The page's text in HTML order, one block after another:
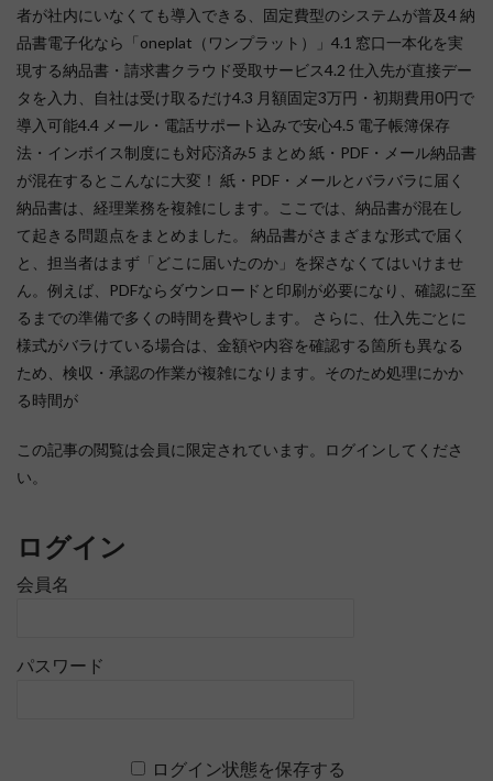
者が社内にいなくても導入できる、固定費型のシステムが普及4 納
品書電子化なら「oneplat（ワンプラット）」4.1 窓口一本化を実
現する納品書・請求書クラウド受取サービス4.2 仕入先が直接デー
タを入力、自社は受け取るだけ4.3 月額固定3万円・初期費用0円で
導入可能4.4 メール・電話サポート込みで安心4.5 電子帳簿保存
法・インボイス制度にも対応済み5 まとめ 紙・PDF・メール納品書
が混在するとこんなに大変！ 紙・PDF・メールとバラバラに届く
納品書は、経理業務を複雑にします。ここでは、納品書が混在し
て起きる問題点をまとめました。 納品書がさまざまな形式で届く
と、担当者はまず「どこに届いたのか」を探さなくてはいけませ
ん。例えば、PDFならダウンロードと印刷が必要になり、確認に至
るまでの準備で多くの時間を費やします。 さらに、仕入先ごとに
様式がバラけている場合は、金額や内容を確認する箇所も異なる
ため、検収・承認の作業が複雑になります。そのため処理にかか
る時間が
この記事の閲覧は会員に限定されています。ログインしてくださ
い。
ログイン
会員名
パスワード
ログイン状態を保存する